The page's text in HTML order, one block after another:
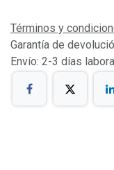
Términos y
Garantía de
Envío: 2-3 días